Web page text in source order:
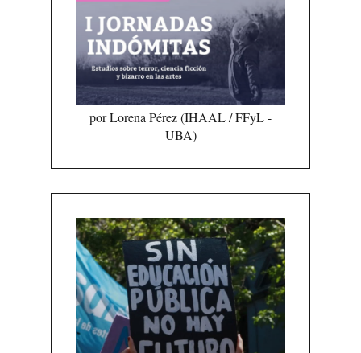
por Lorena Pérez (IHAAL / FFyL -
UBA)